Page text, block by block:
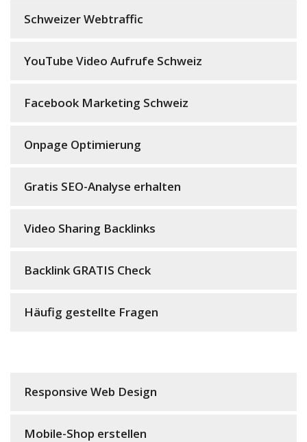
Schweizer Webtraffic
YouTube Video Aufrufe Schweiz
Facebook Marketing Schweiz
Onpage Optimierung
Gratis SEO-Analyse erhalten
Video Sharing Backlinks
Backlink GRATIS Check
Häufig gestellte Fragen
Responsive Web Design
Mobile-Shop erstellen